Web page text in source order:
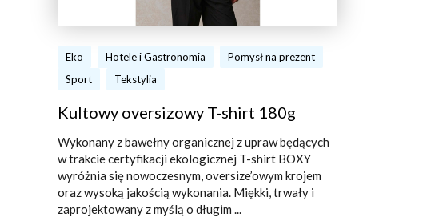
Eko Hotele i Gastronomia
Pomysł na prezent
Sport
Tekstylia
Kultowy oversizowy T-shirt 180g
Wykonany z bawełny organicznej z upraw będących
w trakcie certyfikacji ekologicznej T-shirt BOXY
wyróżnia się nowoczesnym, oversize’owym krojem
oraz wysoką jakością wykonania. Miękki, trwały i
zaprojektowany z myślą o długim ...